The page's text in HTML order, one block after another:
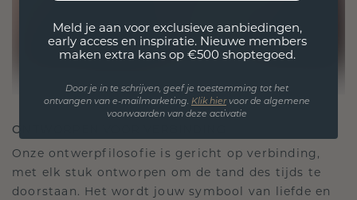
ONTWORPEN VOOR VERBINDING
Onze ontwerpfilosofie is gericht op verbinding,
met elk stuk ontworpen om de tand des tijds te
doorstaan. Het wordt jouw symbool van liefde en
Meld je aan voor exclusieve aanbiedingen,
early access en inspiratie. Nieuwe members
maken extra kans op €500 shoptegoed.
Door je in te schrijven, geef je toestemming tot het
ontvangen van e-mailmarketing. Klik hiervoor de algemene
voorwaarden van deze activatie